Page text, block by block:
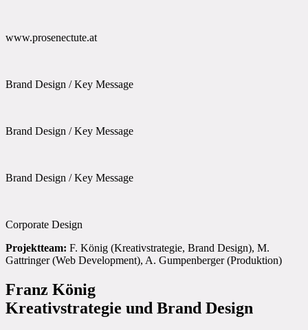
www.prosenectute.at
Brand Design / Key Message
Brand Design / Key Message
Brand Design / Key Message
Corporate Design
Projektteam: F. König (Kreativstrategie, Brand Design), M.
Gattringer (Web Development), A. Gumpenberger (Produktion)
Franz König
Kreativstrategie und Brand Design